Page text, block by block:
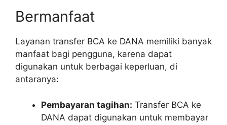
Bermanfaat
Layanan transfer BCA ke DANA memiliki banyak
manfaat bagi pengguna, karena dapat
digunakan untuk berbagai keperluan, di
antaranya:
Pembayaran tagihan: Transfer BCA ke
DANA dapat digunakan untuk membayar